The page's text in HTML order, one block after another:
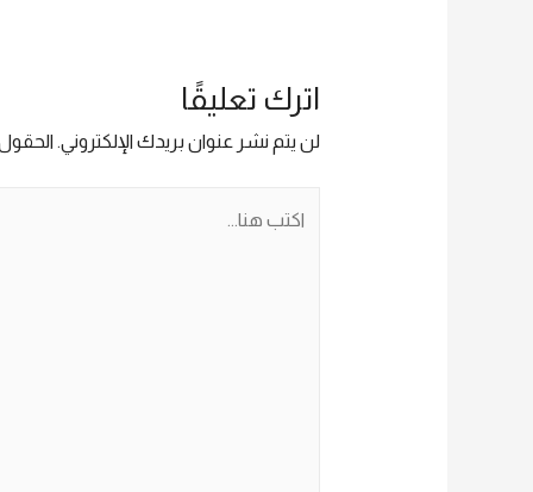
اترك تعليقًا
لن يتم نشر عنوان بريدك الإلكتروني. الحقول